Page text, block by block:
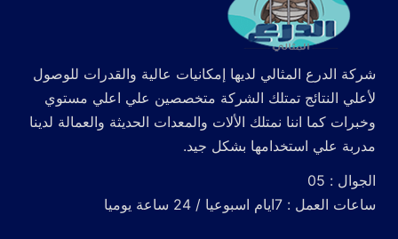
شركة الدرع المثالي لديها إمكانيات عالية والقدرات للوصول
لأعلي النتائج تمتلك الشركة متخصصين علي اعلي مستوي
وخبرات كما اننا نمتلك الألات والمعدات الحديثة والعمالة لدينا
مدربة علي استخدامها بشكل جيد.
الجوال : 05
ساعات العمل : 7ايام اسبوعيا / 24 ساعة يوميا